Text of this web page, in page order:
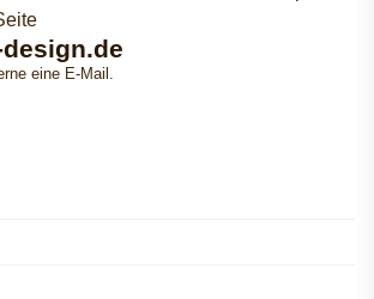
eine E-Mail.